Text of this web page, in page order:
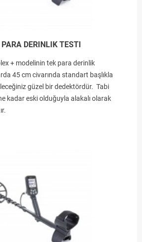
DERINLIK TESTI
+ modelinin tek para derinlik
45 cm civarında standart başlıkla
güzel bir dedektördür. Tabi
kadar eski olduğuyla alakalı olarak